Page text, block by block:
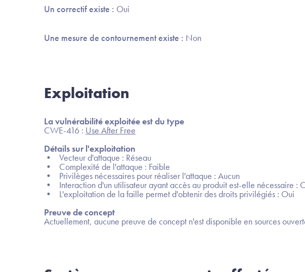
Un correctif existe : Oui
Une mesure de contournement existe : Non
Exploitation
La vulnérabilité exploitée est du type
CWE-416 : Use After Free
Détails sur l'exploitation
• Vecteur d'attaque : Réseau
• Complexité de l'attaque : Faible
• Privilèges nécessaires pour réaliser l'attaque : Aucun
• Interaction d'un utilisateur ayant accès au produit est-elle nécessaire :
• L'exploitation de la faille permet d'obtenir des droits privilégiés : Oui
Preuve de concept
Actuellement, aucune preuve de concept n'est disponible en sources